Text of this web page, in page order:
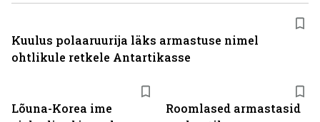
Lõuna-Korea ime
Roomlased armastasid
Kuulus polaaruurija läks armastuse nimel
ohtlikule retkele Antartikasse